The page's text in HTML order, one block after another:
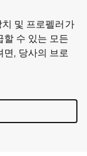
치 및 프로펠러가
할 수 있는 모든
면, 당사의 브로